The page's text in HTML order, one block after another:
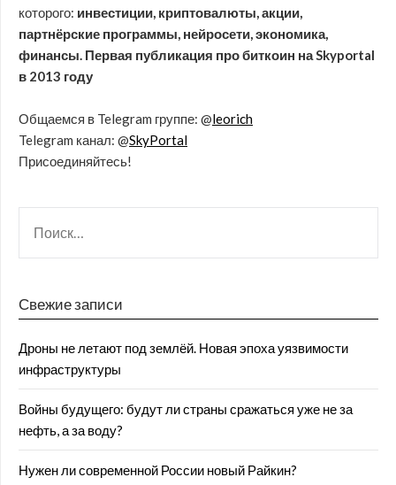
которого: инвестиции, криптовалюты, акции,
партнёрские программы, нейросети, экономика,
финансы. Первая публикация про биткоин на Skyportal
в 2013 году
Общаемся в Telegram группе: @leorich
Telegram канал: @SkyPortal
Присоединяйтесь!
Свежие записи
Дроны не летают под землёй. Новая эпоха уязвимости
инфраструктуры
Войны будущего: будут ли страны сражаться уже не за
нефть, а за воду?
Нужен ли современной России новый Райкин?